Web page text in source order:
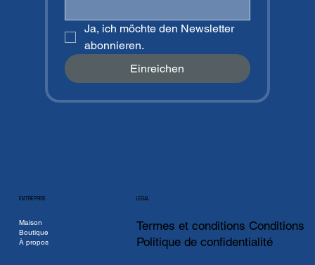
Ja, ich möchte den Newsletter
abonnieren.
Einreichen
ENTREPRISE
Maison
Boutique
À propos
LÉGAL
Termes et conditions Conditions
Politique de confidentialité